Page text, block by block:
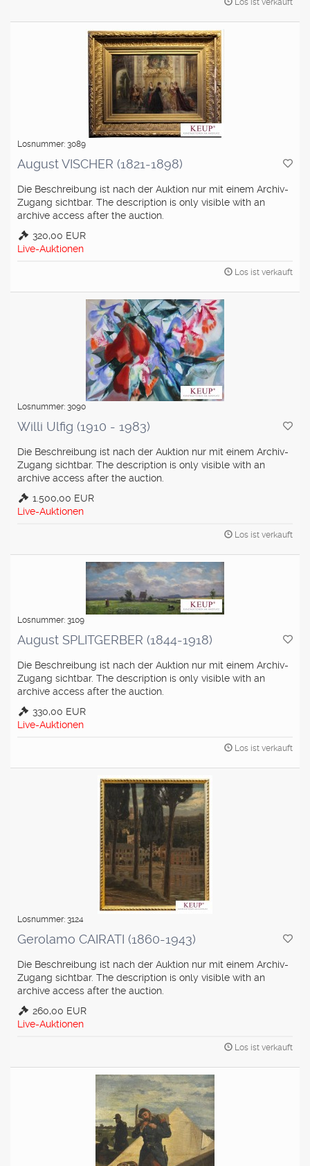
Los ist verkauft
Losnummer: 3089
August VISCHER (1821-1898)
Die Beschreibung ist nach der Auktion nur mit einem Archiv-
Zugang sichtbar. The description is only visible with an
archive access after the auction.
320,00 EUR
Live-Auktionen
Los ist verkauft
Losnummer: 3090
Willi Ulfig (1910 - 1983)
Die Beschreibung ist nach der Auktion nur mit einem Archiv-
Zugang sichtbar. The description is only visible with an
archive access after the auction.
1.500,00 EUR
Live-Auktionen
Los ist verkauft
Losnummer: 3109
August SPLITGERBER (1844-1918)
Die Beschreibung ist nach der Auktion nur mit einem Archiv-
Zugang sichtbar. The description is only visible with an
archive access after the auction.
330,00 EUR
Live-Auktionen
Los ist verkauft
Losnummer: 3124
Gerolamo CAIRATI (1860-1943)
Die Beschreibung ist nach der Auktion nur mit einem Archiv-
Zugang sichtbar. The description is only visible with an
archive access after the auction.
260,00 EUR
Live-Auktionen
Los ist verkauft